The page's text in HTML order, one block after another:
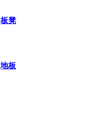
板凳
地板